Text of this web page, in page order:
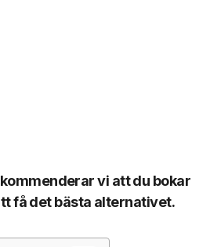
vi att du bokar
få det bästa alternativet.